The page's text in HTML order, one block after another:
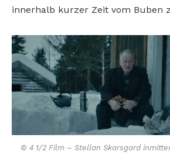
innerhalb kurzer Zeit vom Buben
© 4 1/2 Film – Stellan Skarsgard